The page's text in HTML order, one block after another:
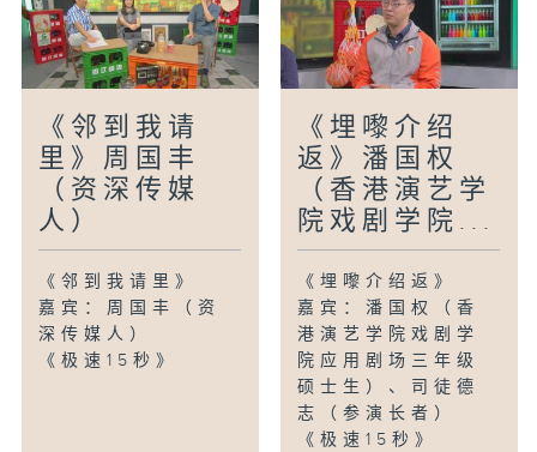
《邻到我请
里》周国丰
（资深传媒
人）
《邻到我请里》
嘉宾：周国丰（资
深传媒人）
《极速15秒》
《埋嚟介绍
返》潘国权
（香港演艺学
院戏剧学院...
《埋嚟介绍返》
嘉宾：潘国权（香
港演艺学院戏剧学
院应用剧场三年级
硕士生）、司徒德
志（参演长者）
《极速15秒》